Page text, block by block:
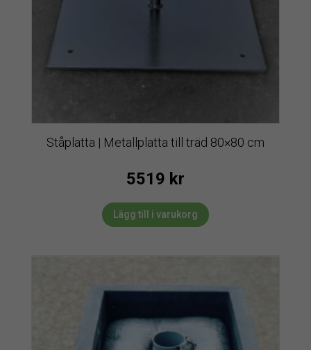
Ståplatta | Metallplatta till träd 80×80 cm
5519 kr
Lägg till i varukorg